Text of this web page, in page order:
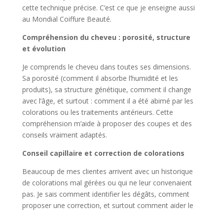
cette technique précise. C’est ce que je enseigne aussi
au Mondial Coiffure Beauté.
Compréhension du cheveu : porosité, structure
et évolution
Je comprends le cheveu dans toutes ses dimensions.
Sa porosité (comment il absorbe l’humidité et les
produits), sa structure génétique, comment il change
avec l’âge, et surtout : comment il a été abimé par les
colorations ou les traitements antérieurs. Cette
compréhension m’aide à proposer des coupes et des
conseils vraiment adaptés.
Conseil capillaire et correction de colorations
Beaucoup de mes clientes arrivent avec un historique
de colorations mal gérées ou qui ne leur convenaient
pas. Je sais comment identifier les dégâts, comment
proposer une correction, et surtout comment aider le